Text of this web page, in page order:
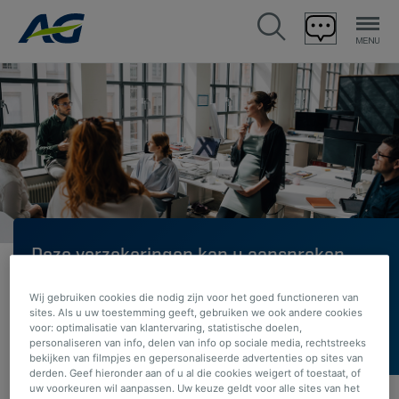
Deze verzekeringen kan u aanspreken
U bent zwanger
Wij gebruiken cookies die nodig zijn voor het goed functioneren van
sites. Als u uw toestemming geeft, gebruiken we ook andere cookies
voor: optimalisatie van klantervaring, statistische doelen,
personaliseren van info, delen van info op sociale media, rechtstreeks
bekijken van filmpjes en gepersonaliseerde advertenties op sites van
derden. Geef hieronder aan of u al die cookies weigert of toestaat, of
uw voorkeuren wil aanpassen. Uw keuze geldt voor alle sites van het